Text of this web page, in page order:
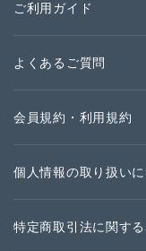
ご利用ガイド
よくあるご質問
会員規約・利用規約
個人情報の取り扱いに
特定商取引法に関す